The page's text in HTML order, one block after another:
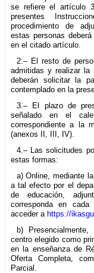
se refiere el artículo
presentes
procedimiento de
estas personas
en el citado artículo.
2.– El resto de
admitidas y realizar la
deberán solicitar la
contemplado en la
3.– El plazo de
señalado en el
correspondiente a la
(anexos II, III, IV).
4.– Las solicitudes
estas formas:
a) Online, mediante
a tal efecto por el
de educación,
corresponda en cada
acceder a https://
b)
centro elegido como
en la enseñanza de
Oferta Completa,
Parcial.